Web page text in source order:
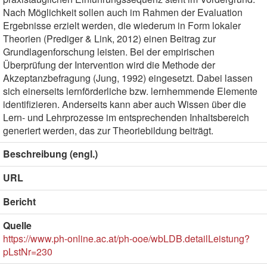
Nach Möglichkeit sollen auch im Rahmen der Evaluation
Ergebnisse erzielt werden, die wiederum in Form lokaler
Theorien (Prediger & Link, 2012) einen Beitrag zur
Grundlagenforschung leisten. Bei der empirischen
Überprüfung der Intervention wird die Methode der
Akzeptanzbefragung (Jung, 1992) eingesetzt. Dabei lassen
sich einerseits lernförderliche bzw. lernhemmende Elemente
identifizieren. Anderseits kann aber auch Wissen über die
Lern- und Lehrprozesse im entsprechenden Inhaltsbereich
generiert werden, das zur Theoriebildung beiträgt.
Beschreibung (engl.)
URL
Bericht
Quelle
https://www.ph-online.ac.at/ph-ooe/wbLDB.detailLeistung?
pLstNr=230